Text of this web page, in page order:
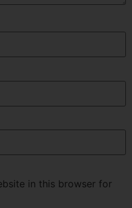
in this browser for